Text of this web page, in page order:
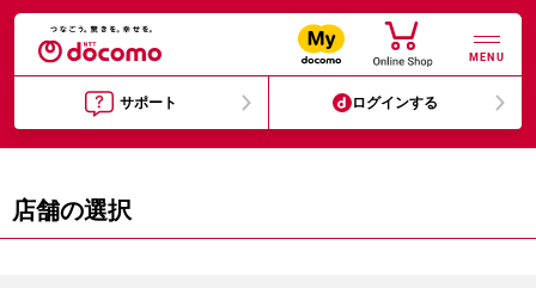
MENU
サポート ログインする
店舗の選択